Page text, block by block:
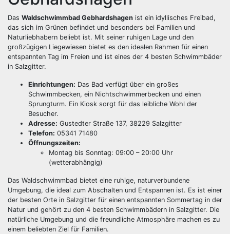
Das Waldschwimmbad Gebhardshagen ist ein idyllisches Freibad,
das sich im Grünen befindet und besonders bei Familien und
Naturliebhabern beliebt ist. Mit seiner ruhigen Lage und den
großzügigen Liegewiesen bietet es den idealen Rahmen für einen
entspannten Tag im Freien und ist eines der 4 besten Schwimmbäder
in Salzgitter.
Einrichtungen: Das Bad verfügt über ein großes
Schwimmbecken, ein Nichtschwimmerbecken und einen
Sprungturm. Ein Kiosk sorgt für das leibliche Wohl der
Besucher.
Adresse: Gustedter Straße 137, 38229 Salzgitter
Telefon: 05341 71480
Öffnungszeiten:
Montag bis Sonntag: 09:00 – 20:00 Uhr
(wetterabhängig)
Das Waldschwimmbad bietet eine ruhige, naturverbundene
Umgebung, die ideal zum Abschalten und Entspannen ist. Es ist einer
der besten Orte in Salzgitter für einen entspannten Sommertag in der
Natur und gehört zu den 4 besten Schwimmbädern in Salzgitter. Die
natürliche Umgebung und die freundliche Atmosphäre machen es zu
einem beliebten Ziel für Familien.